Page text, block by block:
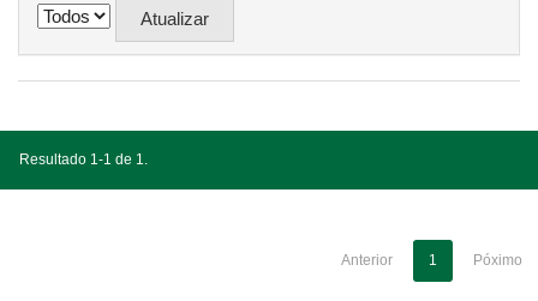
Resultado 1-1 de 1.
Anterior 1 Póximo